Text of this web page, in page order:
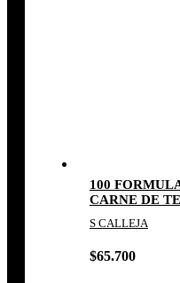
100
CARNE DE
S CALLEJA
$65.700